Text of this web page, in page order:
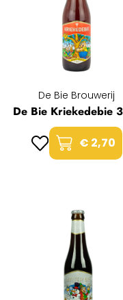
De Bie Brouwerij
De Bie Kriekedebie
€ 2,70